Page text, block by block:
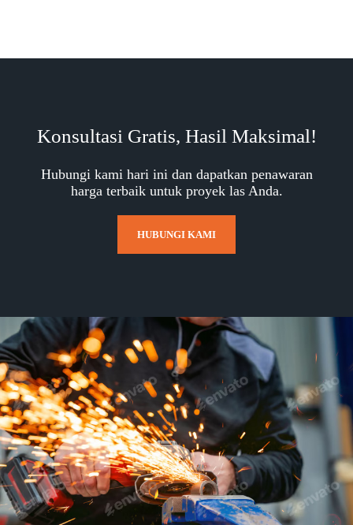
Konsultasi Gratis, Hasil Maksimal!
Hubungi kami hari ini dan dapatkan penawaran
harga terbaik untuk proyek las Anda.
HUBUNGI KAMI